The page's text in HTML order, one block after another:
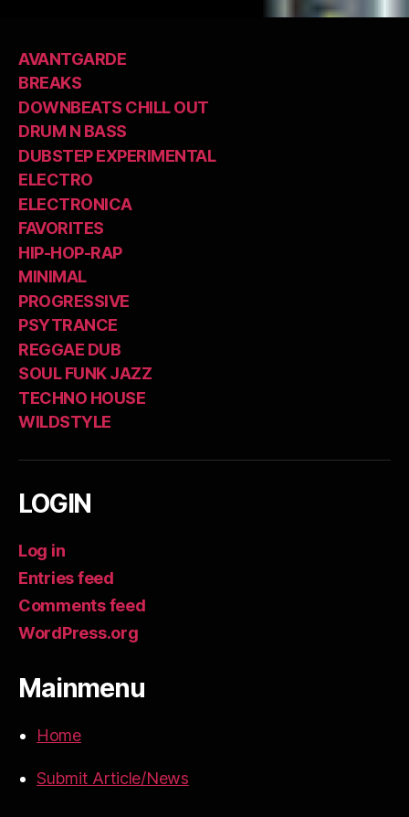
386”
AVANTGARDE
BREAKS
DOWNBEATS CHILL OUT
DRUM N BASS
DUBSTEP EXPERIMENTAL
ELECTRO
ELECTRONICA
FAVORITES
HIP-HOP-RAP
MINIMAL
PROGRESSIVE
PSYTRANCE
REGGAE DUB
SOUL FUNK JAZZ
TECHNO HOUSE
WILDSTYLE
LOGIN
Log in
Entries feed
Comments feed
WordPress.org
Mainmenu
Home
Submit Article/News